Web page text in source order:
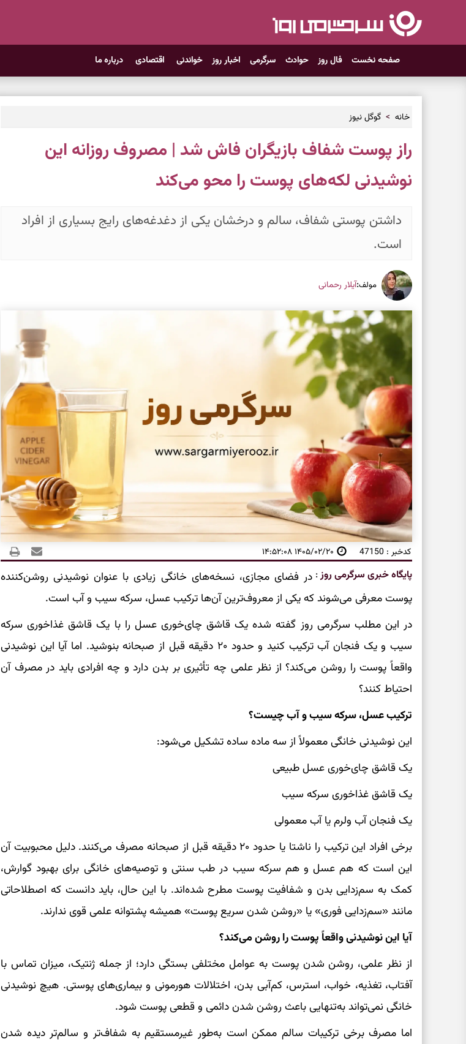
صفحه نخست فال روز حوادث سرگرمی اخبار روز خواندنی اقتصادی درباره ما
خانه گوگل نیوز
راز پوست شفاف بازیگران فاش شد | مصروف روزانه این
نوشیدنی لکه‌های پوست را محو می‌کند
داشتن پوستی شفاف، سالم و درخشان یکی از دغدغه‌های رایج بسیاری از افراد
است.
مولف:آیلار رحمانی
کدخبر : 47150 ۱۴۰۵/۰۲/۲۰ ۱۴:۵۲:۰۸
پایگاه خبری سرگرمی روز: در فضای مجازی، نسخه‌های خانگی زیادی با عنوان نوشیدنی روشن‌کننده
پوست معرفی می‌شوند که یکی از معروف‌ترین آن‌ها ترکیب عسل، سرکه سیب و آب است.
در این مطلب سرگرمی روز گفته شده یک قاشق چای‌خوری عسل را با یک قاشق غذاخوری سرکه
سیب و یک فنجان آب ترکیب کنید و حدود ۲۰ دقیقه قبل از صبحانه بنوشید. اما آیا این نوشیدنی
واقعاً پوست را روشن می‌کند؟ از نظر علمی چه تأثیری بر بدن دارد و چه افرادی باید در مصرف آن
احتیاط کنند؟
ترکیب عسل، سرکه سیب و آب چیست؟
این نوشیدنی خانگی معمولاً از سه ماده ساده تشکیل می‌شود:
یک قاشق چای‌خوری عسل طبیعی
یک قاشق غذاخوری سرکه سیب
یک فنجان آب ولرم یا آب معمولی
برخی افراد این ترکیب را ناشتا یا حدود ۲۰ دقیقه قبل از صبحانه مصرف می‌کنند. دلیل محبوبیت آن
این است که هم عسل و هم سرکه سیب در طب سنتی و توصیه‌های خانگی برای بهبود گوارش،
کمک به سم‌زدایی بدن و شفافیت پوست مطرح شده‌اند. با این حال، باید دانست که اصطلاحاتی
مانند «سم‌زدایی فوری» یا «روشن شدن سریع پوست» همیشه پشتوانه علمی قوی ندارند.
آیا این نوشیدنی واقعاً پوست را روشن می‌کند؟
از نظر علمی، روشن شدن پوست به عوامل مختلفی بستگی دارد؛ از جمله ژنتیک، میزان تماس با
آفتاب، تغذیه، خواب، استرس، کم‌آبی بدن، اختلالات هورمونی و بیماری‌های پوستی. هیچ نوشیدنی
خانگی نمی‌تواند به‌تنهایی باعث روشن شدن دائمی و قطعی پوست شود.
اما مصرف برخی ترکیبات سالم ممکن است به‌طور غیرمستقیم به شفاف‌تر و سالم‌تر دیده شدن